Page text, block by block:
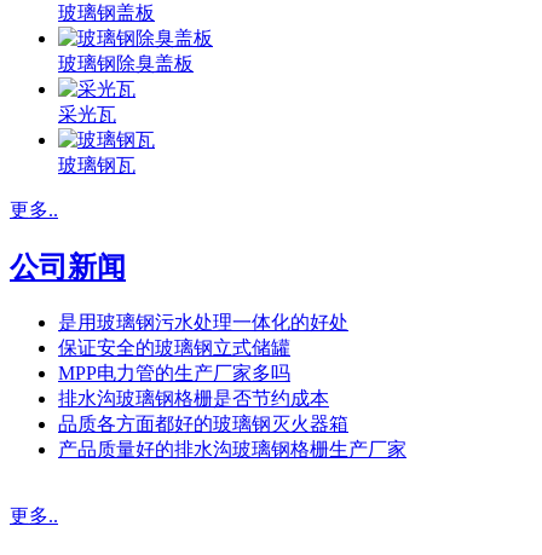
玻璃钢盖板
玻璃钢除臭盖板
采光瓦
玻璃钢瓦
更多..
公司新闻
是用玻璃钢污水处理一体化的好处
保证安全的玻璃钢立式储罐
MPP电力管的生产厂家多吗
排水沟玻璃钢格栅是否节约成本
品质各方面都好的玻璃钢灭火器箱
产品质量好的排水沟玻璃钢格栅生产厂家
更多..